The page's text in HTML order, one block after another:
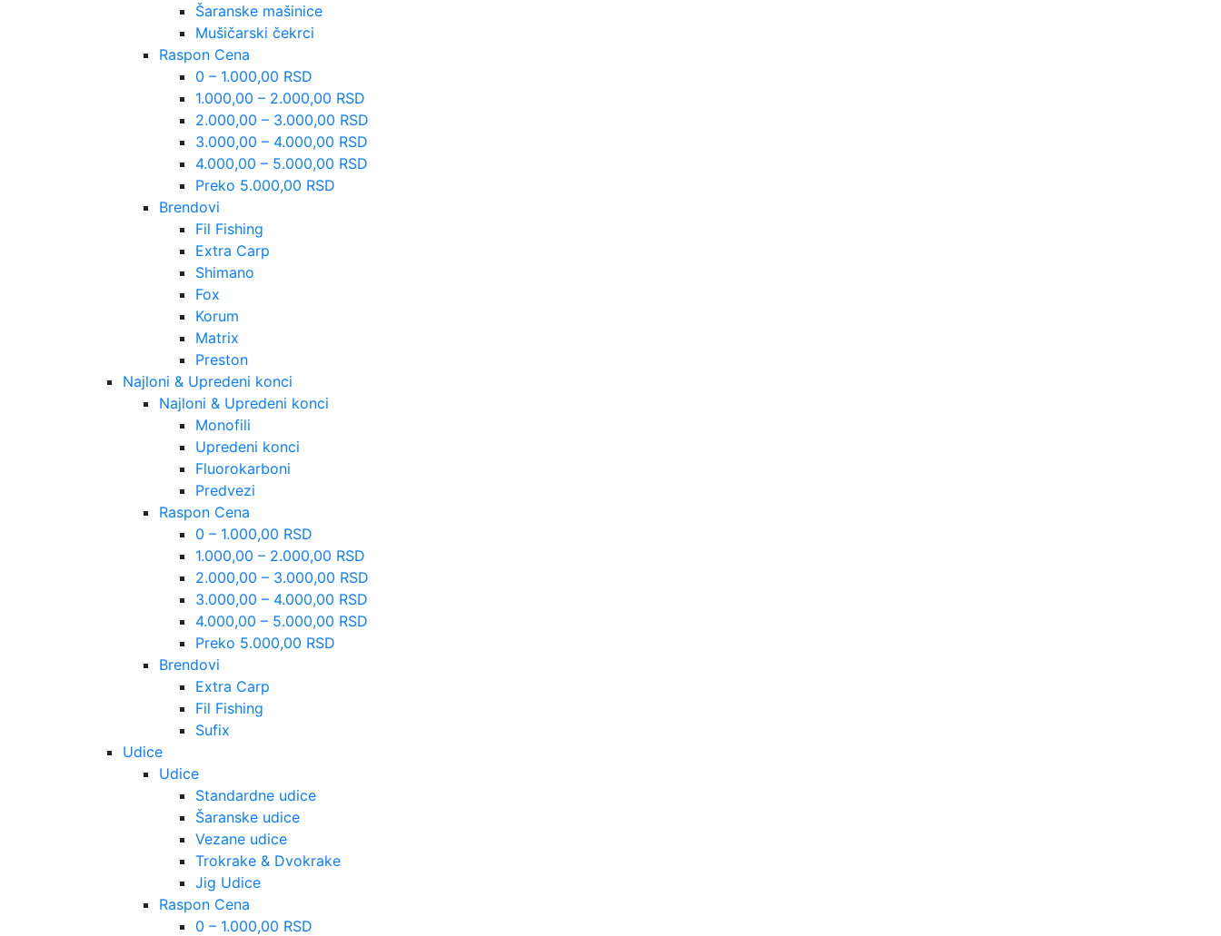
Šaranske mašinice
Mušičarski čekrci
Raspon Cena
0 – 1.000,00 RSD
1.000,00 – 2.000,00 RSD
2.000,00 – 3.000,00 RSD
3.000,00 – 4.000,00 RSD
4.000,00 – 5.000,00 RSD
Preko 5.000,00 RSD
Brendovi
Fil Fishing
Extra Carp
Shimano
Fox
Korum
Matrix
Preston
Najloni & Upredeni konci
Najloni & Upredeni konci
Monofili
Upredeni konci
Fluorokarboni
Predvezi
Raspon Cena
0 – 1.000,00 RSD
1.000,00 – 2.000,00 RSD
2.000,00 – 3.000,00 RSD
3.000,00 – 4.000,00 RSD
4.000,00 – 5.000,00 RSD
Preko 5.000,00 RSD
Brendovi
Extra Carp
Fil Fishing
Sufix
Udice
Udice
Standardne udice
Šaranske udice
Vezane udice
Trokrake & Dvokrake
Jig Udice
Raspon Cena
0 – 1.000,00 RSD